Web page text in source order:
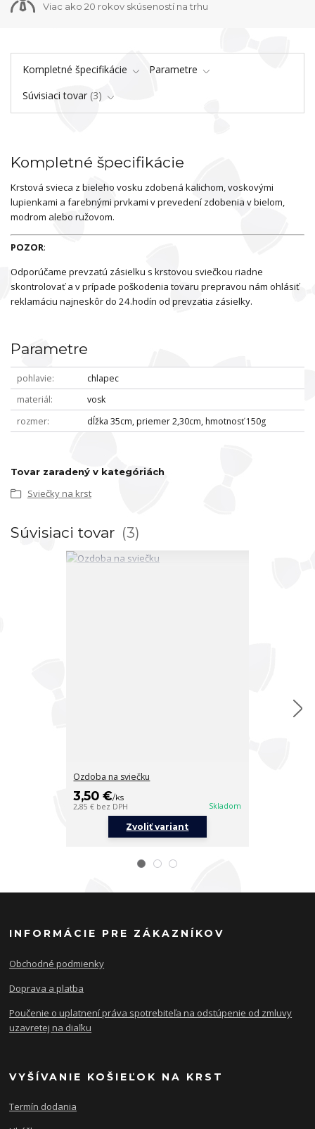
Viac ako 20 rokov skúseností na trhu
Kompletné špecifikácie
Parametre
Súvisiaci tovar 3
Kompletné špecifikácie
Krstová svieca z bieleho vosku zdobená kalichom, voskovými
lupienkami a farebnými prvkami v prevedení zdobenia v bielom,
modrom alebo ružovom.
POZOR:
Odporúčame prevzatú zásielku s krstovou sviečkou riadne
skontrolovať a v prípade poškodenia tovaru prepravou nám ohlásiť
reklamáciu najneskôr do 24.hodín od prevzatia zásielky.
Parametre
pohlavie
chlapec
materiál
vosk
rozmer
dĺžka 35cm, priemer 2,30cm, hmotnosť 150g
Tovar zaradený v kategóriách
Sviečky na krst
Súvisiaci tovar 3
Ozdoba na sviečku
3,50 €/ks
2,85 € bez DPH Skladom
Zvoliť variant
INFORMÁCIE PRE ZÁKAZNÍKOV
Obchodné podmienky
Doprava a platba
Poučenie o uplatnení práva spotrebiteľa na odstúpenie od zmluvy
uzavretej na diaľku
VYŠÍVANIE KOŠIEĽOK NA KRST
Termín dodania